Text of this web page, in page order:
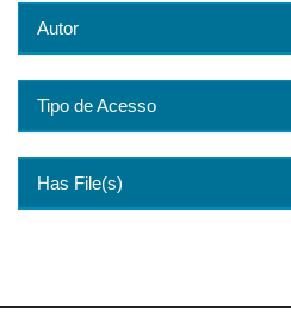
Autor
Tipo de Acesso
Has File(s)